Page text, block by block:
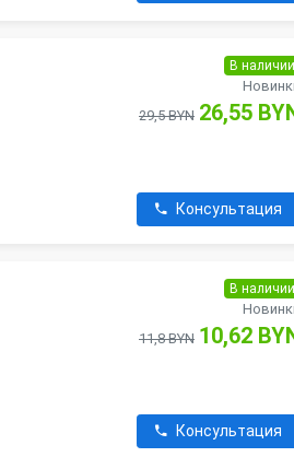
В наличии
29,5 BYN 26,55
Консультация
В наличии
11,8 BYN 10,62
Консультация